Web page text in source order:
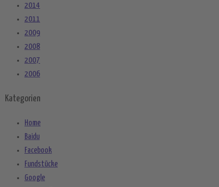
2014
2011
2009
2008
2007
2006
Kategorien
Home
Baidu
Facebook
Fundstücke
Google